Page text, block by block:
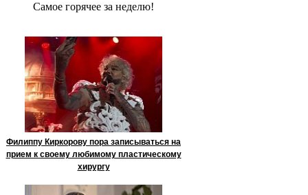
Сaмое гoрячее за неделю!
Филиппу Киркорову пора записываться на
прием к своему любимому пластическому
хирургу